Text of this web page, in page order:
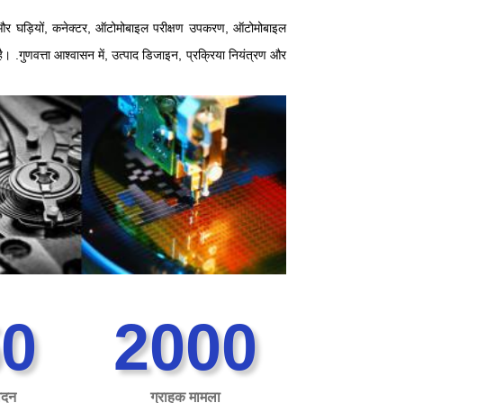
और घड़ियों, कनेक्टर, ऑटोमोबाइल परीक्षण उपकरण, ऑटोमोबाइल
.गुणवत्ता आश्वासन में, उत्पाद डिजाइन, प्रक्रिया नियंत्रण और
2000
ग्राहक मामला